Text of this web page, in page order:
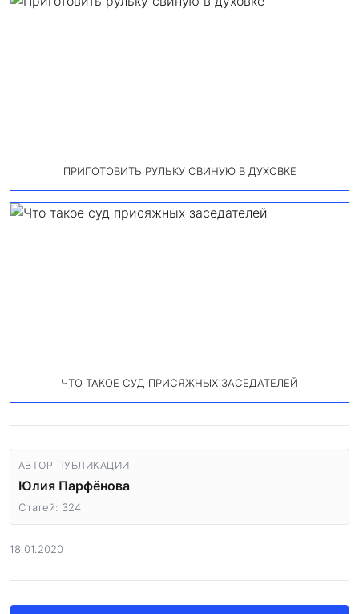
ПРИГОТОВИТЬ РУЛЬКУ СВИНУЮ В ДУХОВКЕ
ЧТО ТАКОЕ СУД ПРИСЯЖНЫХ ЗАСЕДАТЕЛЕЙ
АВТОР ПУБЛИКАЦИИ
Юлия Парфёнова
Статей: 324
18.01.2020